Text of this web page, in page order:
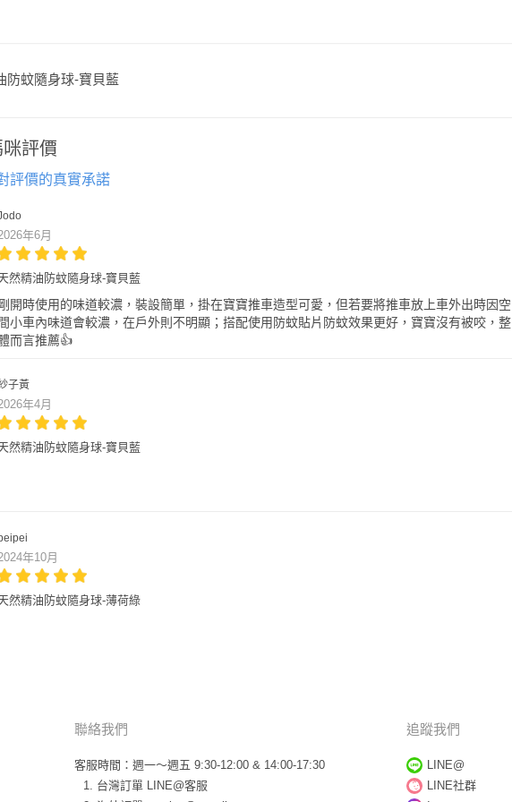
防蚊隨身球-寶貝藍
評價
評價的真實承諾
年6月
然精油防蚊隨身球-寶貝藍
剛開時使用的味道較濃，裝設簡單，掛在寶寶推車造型可愛，但若要將推車放上車外出時因空
間小車內味道會較濃，在戶外則不明顯；搭配使用防蚊貼片防蚊效果更好，寶寶沒有被咬，整
而言推薦👍
子黃
年4月
然精油防蚊隨身球-寶貝藍
年10月
然精油防蚊隨身球-薄荷綠
聯絡我們
客服時間：週一～週五 9:30-12:00 & 14:00-17:30
台灣訂單 LINE@客服
追蹤我們
LINE@
LINE社群